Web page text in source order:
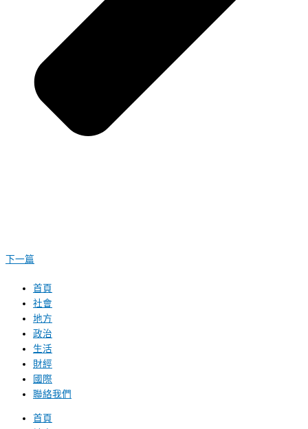
下一篇
首頁
社會
地方
政治
生活
財經
國際
聯絡我們
首頁